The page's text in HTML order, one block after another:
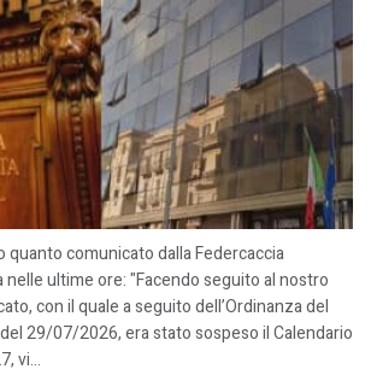
quanto comunicato dalla Federcaccia
nelle ultime ore: "Facendo seguito al nostro
con il quale a seguito dell’Ordinanza del
29/07/2026, era stato sospeso il Calendario
vi...